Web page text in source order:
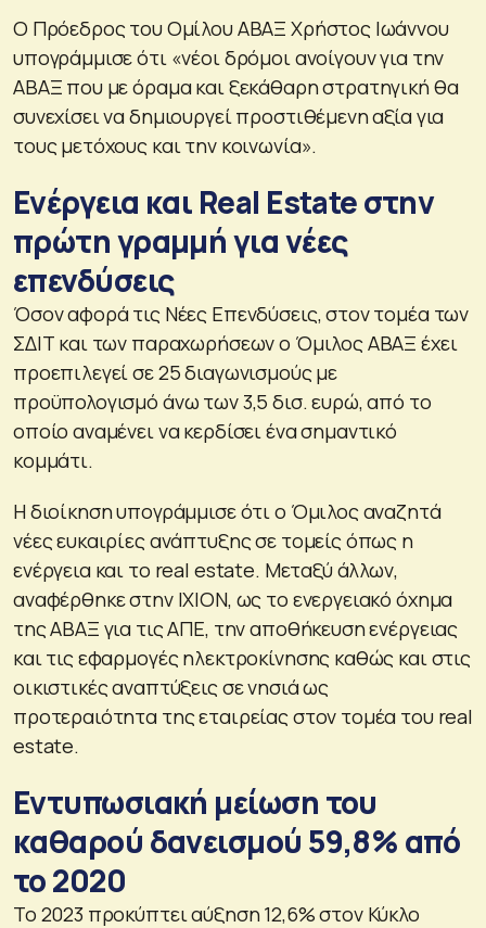
Ο Πρόεδρος του Ομίλου ΑΒΑΞ Χρήστος Ιωάννου
υπογράμμισε ότι «νέοι δρόμοι ανοίγουν για την
ΑΒΑΞ που με όραμα και ξεκάθαρη στρατηγική θα
συνεχίσει να δημιουργεί προστιθέμενη αξία για
τους μετόχους και την κοινωνία».
Ενέργεια και Real Estate στην
πρώτη γραμμή για νέες
επενδύσεις
Όσον αφορά τις Νέες Επενδύσεις, στον τομέα των
ΣΔΙΤ και των παραχωρήσεων ο Όμιλος ΑΒΑΞ έχει
προεπιλεγεί σε 25 διαγωνισμούς με
προϋπολογισμό άνω των 3,5 δισ. ευρώ, από το
οποίο αναμένει να κερδίσει ένα σημαντικό
κομμάτι.
Η διοίκηση υπογράμμισε ότι ο Όμιλος αναζητά
νέες ευκαιρίες ανάπτυξης σε τομείς όπως η
ενέργεια και το real estate. Μεταξύ άλλων,
αναφέρθηκε στην IXION, ως το ενεργειακό όχημα
της ΑΒΑΞ για τις ΑΠΕ, την αποθήκευση ενέργειας
και τις εφαρμογές ηλεκτροκίνησης καθώς και στις
οικιστικές αναπτύξεις σε νησιά ως
προτεραιότητα της εταιρείας στον τομέα του real
estate.
Εντυπωσιακή μείωση του
καθαρού δανεισμού 59,8% από
το 2020
Το 2023 προκύπτει αύξηση 12,6% στον Κύκλο